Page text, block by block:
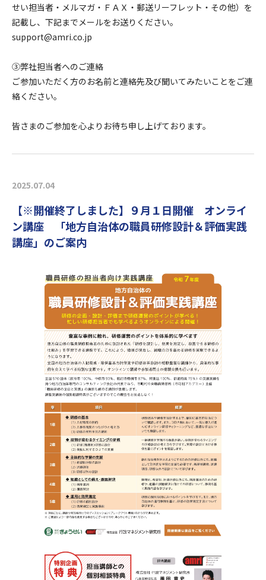
せい担当者・メルマガ・ＦＡＸ・郵送リーフレット・その他）を
記載し、下記までメールをお送りください。
support@amri.co.jp
③弊社担当者へのご連絡
ご参加いただく方のお名前と連絡先及び聞いてみたいことをご連
絡ください。
皆さまのご参加を心よりお待ち申し上げております。
2025.07.04
【※開催終了しました】９月１日開催 オンライ
ン講座 「地方自治体の職員研修設計＆評価実践
講座」のご案内